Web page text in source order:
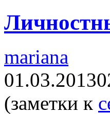
mariana
01.03.2013
(заметки к